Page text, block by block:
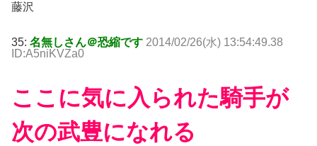
藤沢
35: 名無しさん＠恐縮です 2014/02/26(水) 13:54:49.38
ID:A5niKVZa0
ここに気に入られた騎手が
次の武豊になれる